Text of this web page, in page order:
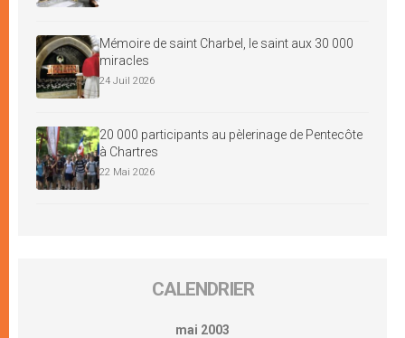
Mémoire de saint Charbel, le saint aux 30 000
miracles
24 Juil 2026
20 000 participants au pèlerinage de Pentecôte
à Chartres
22 Mai 2026
CALENDRIER
mai 2003